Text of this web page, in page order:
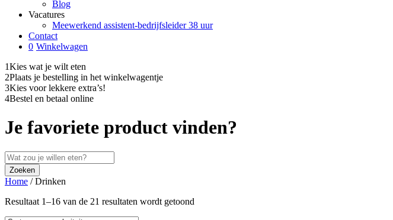
Blog
Vacatures
Meewerkend assistent-bedrijfsleider 38 uur
Contact
0 Winkelwagen
1Kies wat je wilt eten
2Plaats je bestelling in het winkelwagentje
3Kies voor lekkere extra’s!
4Bestel en betaal online
Je favoriete product vinden?
Home /Drinken
Resultaat 1–16 van de 21 resultaten wordt getoond